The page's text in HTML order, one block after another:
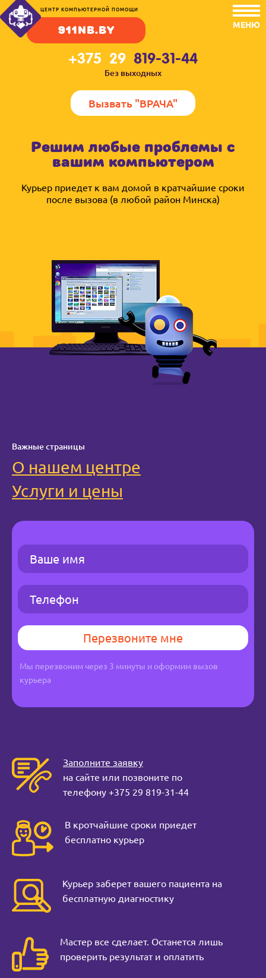
ЦЕНТР КОМПЬЮТЕРНОЙ ПОМОЩИ
911NB.BY
+375 29 819-31-44
Без выходных
Вызвать "ВРАЧА"
МЕНЮ
Решим любые проблемы с
вашим компьютером
Курьер приедет к вам домой в кратчайшие сроки
после вызова (в любой район Минска)
Важные страницы
О нашем центре
Услуги и цены
Мы перезвоним через 3 минуты и оформим вызов
курьера
Заполните заявку
на сайте или позвоните по
телефону +375 29 819-31-44
В кротчайшие сроки приедет
бесплатно курьер
Курьер заберет вашего пациента на
бесплатную диагностику
Мастер все сделает. Останется лишь
проверить результат и оплатить